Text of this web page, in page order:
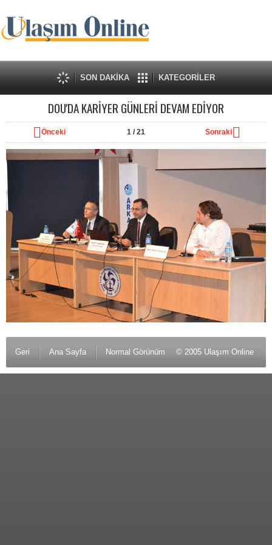
SON DAKİKA KATEGORİLER
DOU'DA KARİYER GÜNLERİ DEVAM EDİYOR
Önceki 1/ 21 Sonraki
Geri Ana Sayfa Normal Görünüm © 2005 Ulaşım Online